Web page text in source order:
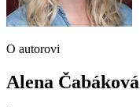
O autorovi
Alena Čabáková